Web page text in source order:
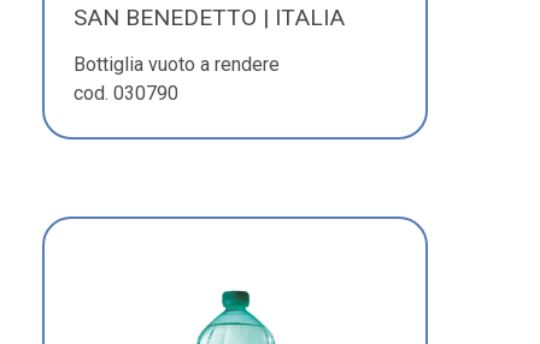
SAN BENEDETTO | ITALIA
Bottiglia vuoto a rendere
cod. 030790